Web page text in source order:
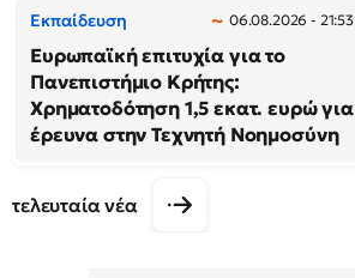
Εκπαίδευση 06.08.2026 - 21:53
Ευρωπαϊκή επιτυχία για το
Πανεπιστήμιο Κρήτης:
Χρηματοδότηση 1,5 εκατ. ευρώ για
έρευνα στην Τεχνητή Νοημοσύνη
τελευταία νέα